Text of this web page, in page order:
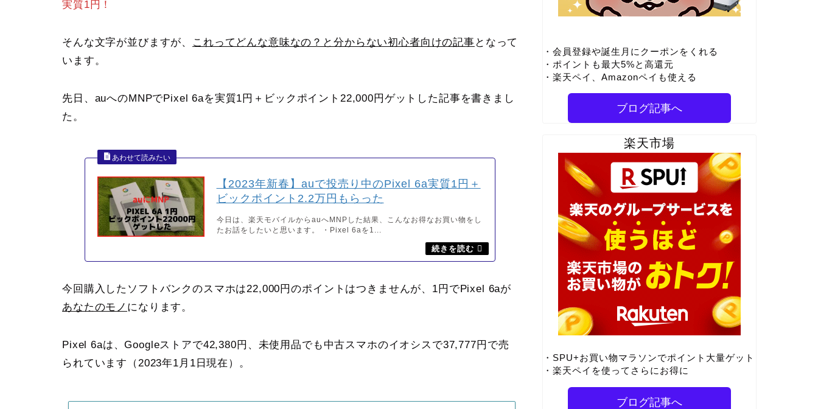
実質1円！
そんな文字が並びますが、 これってどんな意味なの？と分からない初心者向けの記事 となって
います。
先日、auへのMNPでPixel 6aを実質1円＋ビックポイント22,000円ゲットした記事を書きまし
た。
【2023年新春】auで投売り中のPixel 6a実質1円＋
ビックポイント2.2万円もらった
今日は、楽天モバイルからauへMNPした結果、こんなお得なお買い物をし
たお話をしたいと思います。 ・Pixel 6aを1...
今回購入したソフトバンクのスマホは22,000円のポイントはつきませんが、1円でPixel 6aが
あなたのモノ になります。
Pixel 6aは、Googleストアで42,380円、未使用品でも中古スマホのイオシスで37,777円で売
られています（2023年1月1日現在）。
・会員登録や誕生月にクーポンをくれる
・ポイントも最大5%と高還元
・楽天ペイ、Amazonペイも使える
ブログ記事へ
楽天市場
・SPU+お買い物マラソンでポイント大量ゲット
・楽天ペイを使ってさらにお得に
ブログ記事へ